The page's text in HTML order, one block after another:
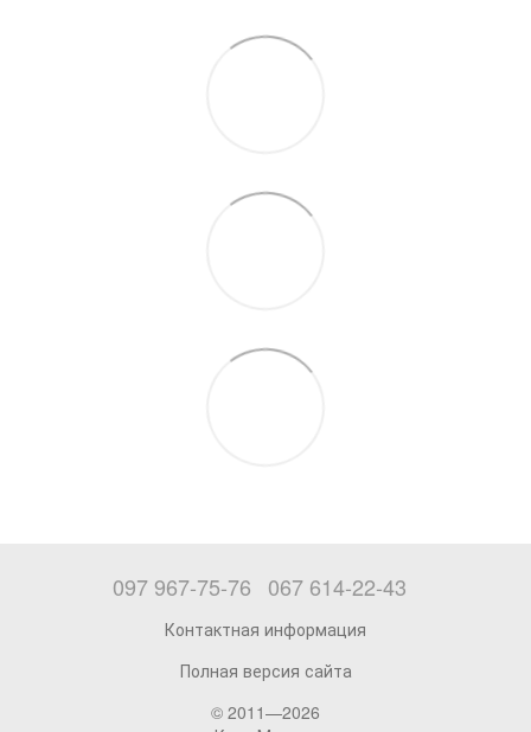
097 967-75-76 067 614-22-43
Контактная информация
Полная версия сайта
© 2011—2026